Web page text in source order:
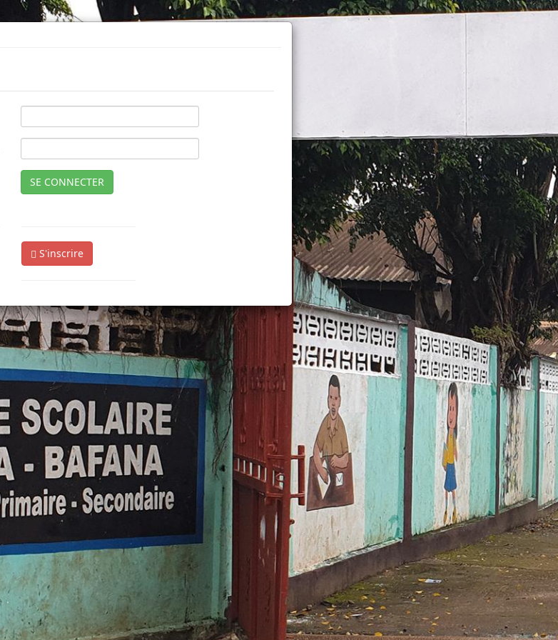
SE CONNECTER
S'inscrire